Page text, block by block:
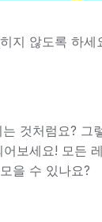
지 않도록 하
것처럼요? 그
보세요! 모든
을 수 있나요?